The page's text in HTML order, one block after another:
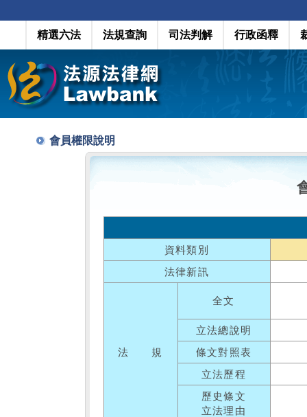
精選六法 法規查詢 司法判解 行政函釋
會員權限說明
資料類別
法律新訊
法 規
全文
立法總說明
條文對照表
立法歷程
歷史條文
立法理由